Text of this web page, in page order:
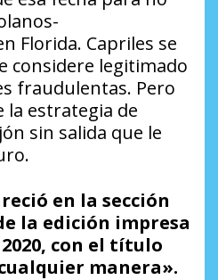
Florida. Capriles se
considere legitimado
fraudulentas. Pero
la estrategia de
sin salida que le
en la sección
la edición impresa
con el título
manera».